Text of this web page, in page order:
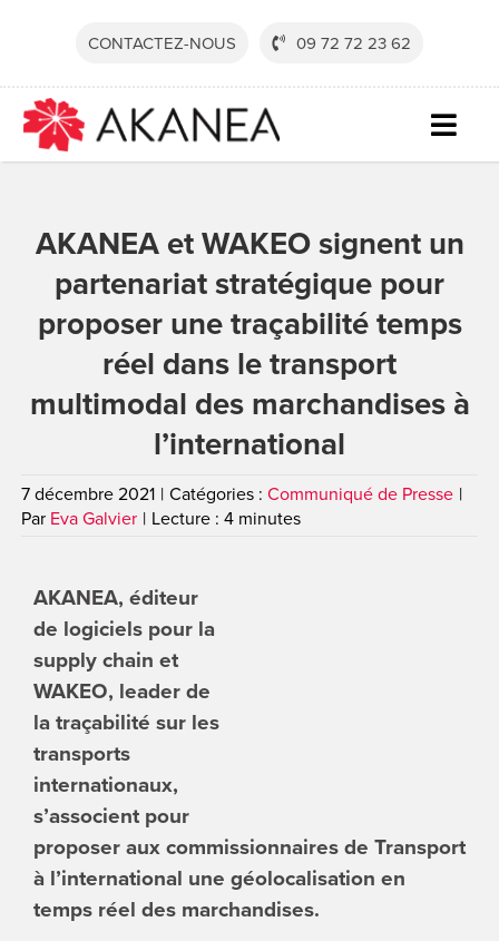
CONTACTEZ-NOUS 09 72 72 23 62
AKANEA et WAKEO signent un
partenariat stratégique pour
proposer une traçabilité temps
réel dans le transport
multimodal des marchandises à
l’international
7 décembre 2021 | Catégories :Communiqué de Presse |
Par Eva Galvier | Lecture : 4 minutes
AKANEA, éditeur
de logiciels pour la
supply chain et
WAKEO, leader de
la traçabilité sur les
transports
internationaux,
s’associent pour
proposer aux commissionnaires de Transport
à l’international une géolocalisation en
temps réel des marchandises.